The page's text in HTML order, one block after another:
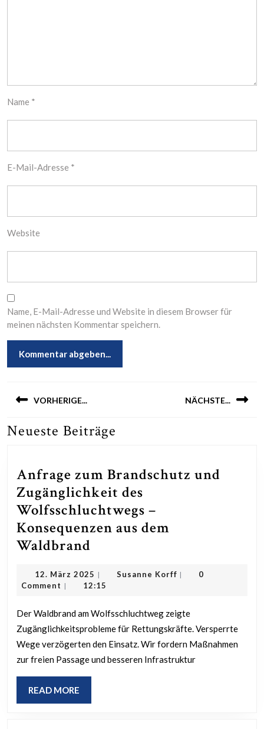
Name *
E-Mail-Adresse *
Website
Name, E-Mail-Adresse und Website in diesem Browser für
meinen nächsten Kommentar speichern.
VORHERIGE...
Previous
NÄCHSTE...
Neueste Beiträge
Anfrage zum Brandschutz und
Zugänglichkeit des
Wolfsschluchtwegs –
Konsequenzen aus dem
Waldbrand
Brandschutz
Zugänglichkeit
des
Wolfsschluchtwegs
–
12. März 2025 12.
März
| Susanne KorffSusanne
|
0
Comment | 12:15
Der Waldbrand am Wolfsschluchtweg zeigte
Zugänglichkeitsprobleme für Rettungskräfte. Versperrte
Wege verzögerten den Einsatz. Wir fordern Maßnahmen
zur freien Passage und besseren Infrastruktur
READ MORE
MORE